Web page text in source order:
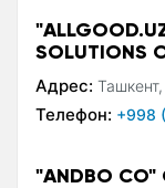
SOLUTIONS
Адрес:
Телефон: +998
"ANDBO CO"